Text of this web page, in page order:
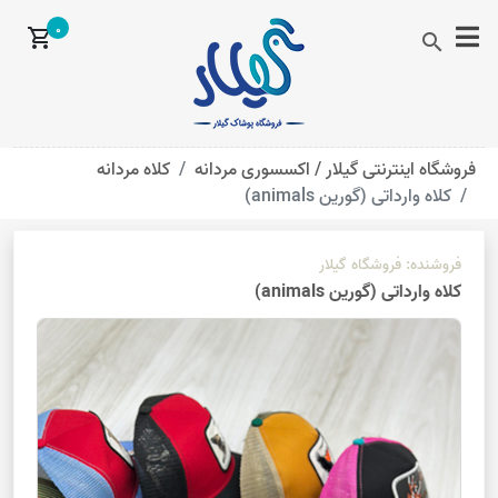
search
shopping_cart0
فروشگاه اینترنتی گیلار /اکسسوری مردانه
کلاه مردانه
کلاه وارداتی (گورین animals)
فروشنده: فروشگاه گیلار
کلاه وارداتی (گورین animals)